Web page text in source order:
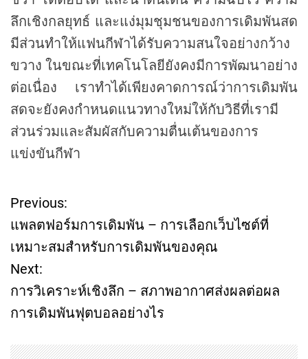
ลึกเชิงกลยุทธ์ และแง่มุมชุมชนของการเดิมพันสด
มีส่วนทำให้แฟนกีฬาได้รับความสนใจอย่างกว้าง
ขวาง ในขณะที่เทคโนโลยียังคงมีการพัฒนาอย่าง
ต่อเนื่อง เราทำได้เพียงคาดการณ์ว่าการเดิมพัน
สดจะยังคงกำหนดแนวทางใหม่ให้กับวิธีที่เรามี
ส่วนร่วมและสัมผัสกับความตื่นเต้นของการ
แข่งขันกีฬา
P
o
s
t
n
Previous:
แพลตฟอร์มการเดิมพัน – การเลือกเว็บไซต์ที่
เหมาะสมสำหรับการเดิมพันของคุณ
Next:
การวิเคราะห์เชิงลึก – สภาพอากาศส่งผลต่อผล
การเดิมพันฟุตบอลอย่างไร